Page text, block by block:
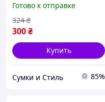
Кристаллы Leeseph 6шт
17
Готово к отправке
300₴
324 ₴
Купить
Сумки и Стиль 85%